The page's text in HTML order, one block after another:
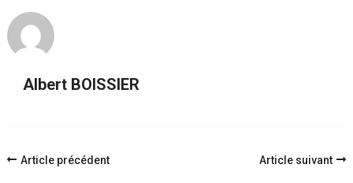
Albert BOISSIER
Navigation
Article précédent Article suivant